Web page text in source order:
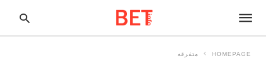
HOMEPAGE متفرقه